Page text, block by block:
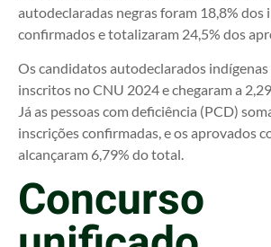
autodeclaradas negras foram 18,8% dos
confirmados e totalizaram 24,5% dos
Os candidatos autodeclarados indígenas
inscritos no CNU 2024 e chegaram a
Já as pessoas com deficiência (PCD)
inscrições confirmadas, e os aprovados
alcançaram 6,79% do total.
Concurso